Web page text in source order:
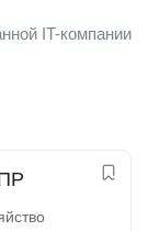
IT-компании